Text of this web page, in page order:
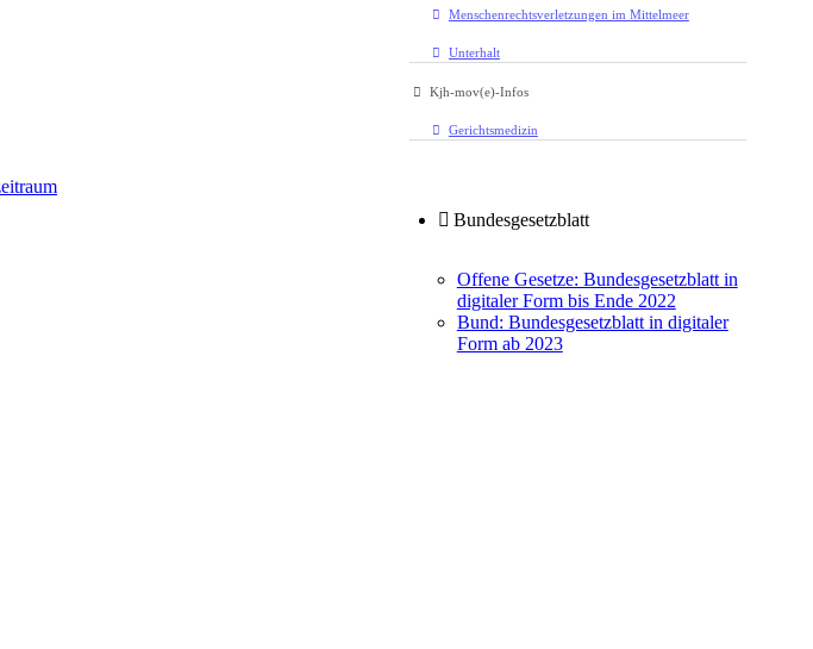
Menschenrechtsverletzungen im Mittelmeer
Unterhalt
Kjh-mov(e)-Infos
Gerichtsmedizin
Bundesgesetzblatt
Offene Gesetze: Bundesgesetzblatt in
digitaler Form bis Ende 2022
Bund: Bundesgesetzblatt in digitaler
Form ab 2023